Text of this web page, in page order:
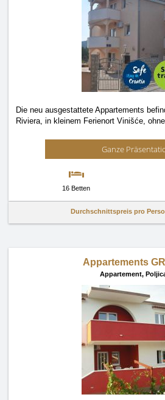
Die neu ausgestattete Appartements
Riviera, in kleinem Ferienort Vinišće,
Ganze
16 Betten
Durchschnittspreis pro
Appartements
Appartement,